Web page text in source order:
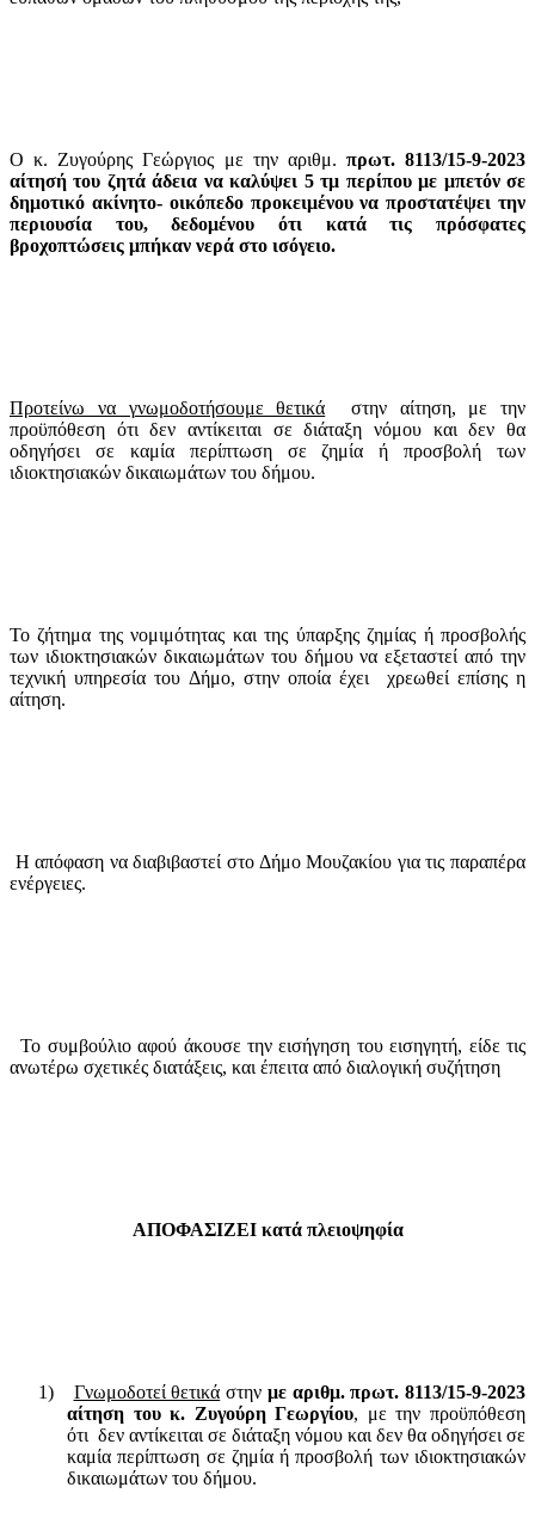
Ο κ. Ζυγούρης Γεώργιος με την αριθμ. πρωτ. 8113/15-9-2023
αίτησή του ζητά άδεια να καλύψει 5 τμ περίπου με μπετόν σε
δημοτικό ακίνητο- οικόπεδο προκειμένου να προστατέψει την
περιουσία του, δεδομένου ότι κατά τις πρόσφατες
βροχοπτώσεις μπήκαν νερά στο ισόγειο.
Προτείνω να γνωμοδοτήσουμε θετικά στην αίτηση, με την
προϋπόθεση ότι δεν αντίκειται σε διάταξη νόμου και δεν θα
οδηγήσει σε καμία περίπτωση σεζημία ή προσβολή των
ιδιοκτησιακών δικαιωμάτων του δήμου.
Το ζήτημα της νομιμότητας και της ύπαρξης ζημίας ή προσβολής
των ιδιοκτησιακών δικαιωμάτων του δήμου να εξεταστεί από την
τεχνική υπηρεσία του Δήμο, στην οποία έχει
χρεωθεί επίσης η
αίτηση.
Η απόφαση να διαβιβαστεί στο Δήμο Μουζακίου για τις παραπέρα
ενέργειες.
Το συμβούλιο αφού άκουσε την εισήγηση του εισηγητή, είδε τις
ανωτέρω σχετικές διατάξεις, και έπειτα από διαλογική συζήτηση
ΑΠΟΦΑΣΙΖΕΙ κατά πλειοψηφία
1) Γνωμοδοτεί θετικά στην με αριθμ. πρωτ. 8113/15-9-2023
αίτηση του κ. Ζυγούρη Γεωργίου, με την προϋπόθεση
ότι δεν αντίκειται σε διάταξη νόμου και δεν θα οδηγήσει σε
καμία περίπτωση σε ζημία ή προσβολή των ιδιοκτησιακών
δικαιωμάτων του δήμου.